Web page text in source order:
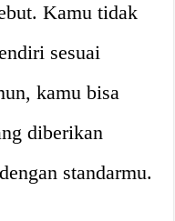
Kamu tidak
sesuai
kamu bisa
diberikan
standarmu.